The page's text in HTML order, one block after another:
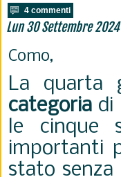
4 commenti
Lun 30 Settembre
Como,
La quarta
categoria di
le cinque
importanti
stato